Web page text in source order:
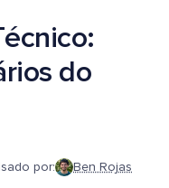
do
por: Ben Rojas